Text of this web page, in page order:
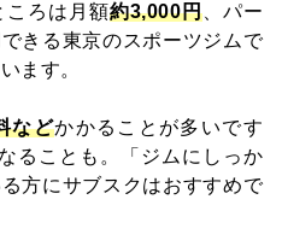
ころは月額約3,000円、パー
きる東京のスポーツジムで
ます。
などかかることが多いです
ることも。「ジムにしっか
方にサブスクはおすすめで